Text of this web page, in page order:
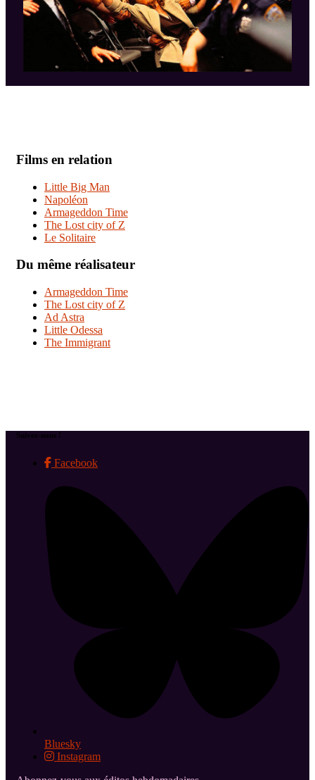
Films en relation
Little Big Man
Napoléon
Armageddon Time
The Lost city of Z
Le Solitaire
Du même réalisateur
Armageddon Time
The Lost city of Z
Ad Astra
Little Odessa
The Immigrant
Suivez-nous !
Facebook
Bluesky
Instagram